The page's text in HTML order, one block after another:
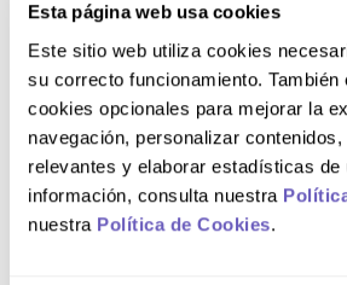
Esta página web usa cookies
Este sitio web utiliza cookies
su correcto funcionamiento. También
cookies opcionales para mejorar la
navegación, personalizar
relevantes y elaborar estadísticas de
información, consulta nuestra
nuestra Política de Cookies.
Composición
Cada tableta de LIBBERAFEX®
Fexofenadina, 120 mg.
Comentarios